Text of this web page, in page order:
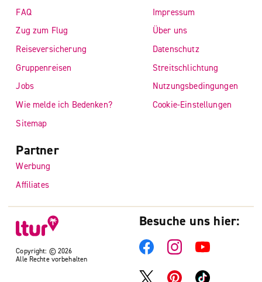
Copyright: © 2026
Alle Rechte vorbehalten
FAQ
Zug zum Flug
Reiseversicherung
Gruppenreisen
Jobs
Wie melde ich Bedenken?
Sitemap
Impressum
Über uns
Datenschutz
Streitschlichtung
Nutzungsbedingungen
Cookie-Einstellungen
Partner
Werbung
Affiliates
Besuche uns hier: